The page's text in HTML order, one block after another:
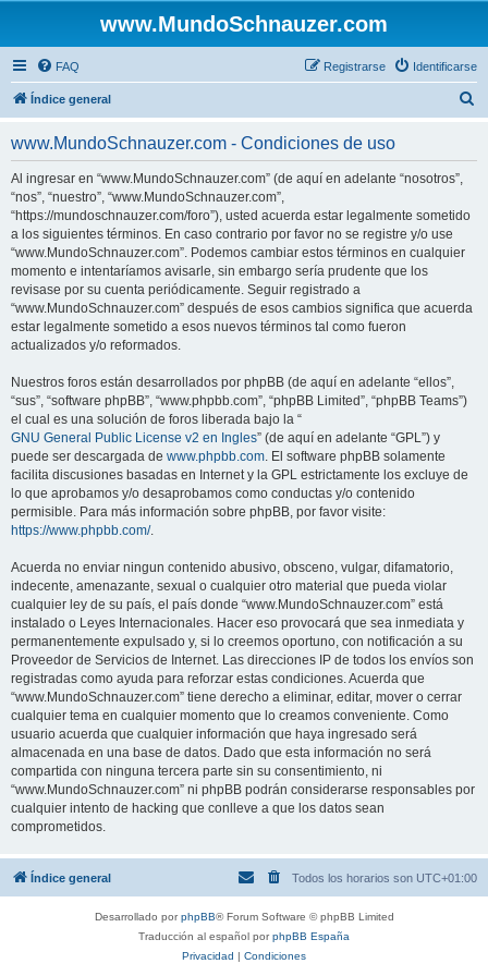
www.MundoSchnauzer.com
FAQ Identificarse
Registrarse
Índice general
www.MundoSchnauzer.com - Condiciones de uso
Al ingresar en “www.MundoSchnauzer.com” (de aquí en adelante “nosotros”,
“nos”, “nuestro”, “www.MundoSchnauzer.com”,
“https://mundoschnauzer.com/foro”), usted acuerda estar legalmente sometido
a los siguientes términos. En caso contrario por favor no se registre y/o use
“www.MundoSchnauzer.com”. Podemos cambiar estos términos en cualquier
momento e intentaríamos avisarle, sin embargo sería prudente que los
revisase por su cuenta periódicamente. Seguir registrado a
“www.MundoSchnauzer.com” después de esos cambios significa que acuerda
estar legalmente sometido a esos nuevos términos tal como fueron
actualizados y/o reformados.
Nuestros foros están desarrollados por phpBB (de aquí en adelante “ellos”,
“sus”, “software phpBB”, “www.phpbb.com”, “phpBB Limited”, “phpBB Teams”)
el cual es una solución de foros liberada bajo la “
GNU General Public License v2 en Ingles” (de aquí en adelante “GPL”) y
puede ser descargada de www.phpbb.com. El software phpBB solamente
facilita discusiones basadas en Internet y la GPL estrictamente los excluye de
lo que aprobamos y/o desaprobamos como conductas y/o contenido
permisible. Para más información sobre phpBB, por favor visite:
https://www.phpbb.com/.
Acuerda no enviar ningun contenido abusivo, obsceno, vulgar, difamatorio,
indecente, amenazante, sexual o cualquier otro material que pueda violar
cualquier ley de su país, el país donde “www.MundoSchnauzer.com” está
instalado o Leyes Internacionales. Hacer eso provocará que sea inmediata y
permanentemente expulsado y, si lo creemos oportuno, con notificación a su
Proveedor de Servicios de Internet. Las direcciones IP de todos los envíos son
registradas como ayuda para reforzar estas condiciones. Acuerda que
“www.MundoSchnauzer.com” tiene derecho a eliminar, editar, mover o cerrar
cualquier tema en cualquier momento que lo creamos conveniente. Como
usuario acuerda que cualquier información que haya ingresado será
almacenada en una base de datos. Dado que esta información no será
compartida con ninguna tercera parte sin su consentimiento, ni
“www.MundoSchnauzer.com” ni phpBB podrán considerarse responsables por
cualquier intento de hacking que conlleve a que los datos sean
comprometidos.
Índice general Todos los horarios son UTC+01:00
Desarrollado porphpBB® Forum Software © phpBB Limited
Traducción al español porphpBB España
Privacidad | Condiciones